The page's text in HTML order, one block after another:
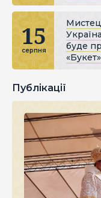
15
серпня
буде
Публікації